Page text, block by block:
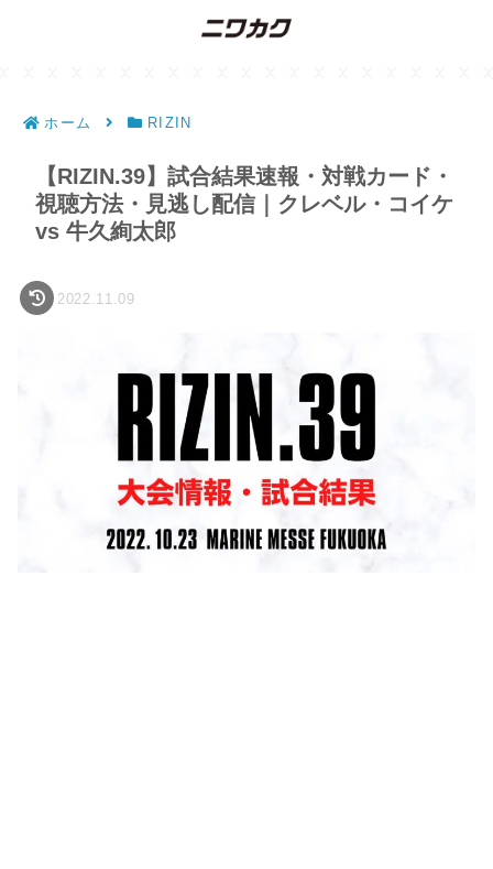
ホーム RIZIN
【RIZIN.39】試合結果速報・対戦カード・
視聴方法・見逃し配信｜クレベル・コイケ
vs 牛久絢太郎
2022.11.09